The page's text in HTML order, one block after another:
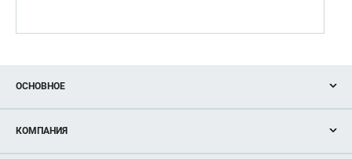
ОСНОВНОЕ
Новости
Магазины
КОМПАНИЯ